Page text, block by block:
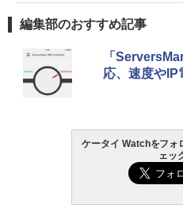
編集部のおすすめ記事
「
応、速度やIP
ケータイ Watchをフォ
ェッ